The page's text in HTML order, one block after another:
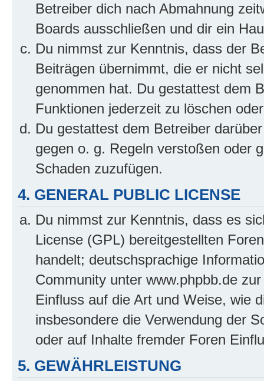
Betreiber dich nach Abmahnung
Boards ausschließen und dir ein
Du nimmst zur Kenntnis, dass der
Beiträgen übernimmt, die er nicht
genommen hat. Du gestattest dem
Funktionen jederzeit zu löschen
Du gestattest dem Betreiber
gegen o. g. Regeln verstoßen oder
Schaden zuzufügen.
4. GENERAL PUBLIC LICENSE
Du nimmst zur Kenntnis, dass es
License (GPL) bereitgestellten
handelt; deutschsprachige
Community unter www.phpbb.de
Einfluss auf die Art und Weise, wie
insbesondere die Verwendung der
oder auf Inhalte fremder Foren
5. GEWÄHRLEISTUNG